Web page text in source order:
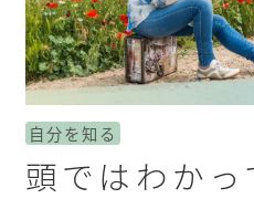
自分を知る
頭ではわか